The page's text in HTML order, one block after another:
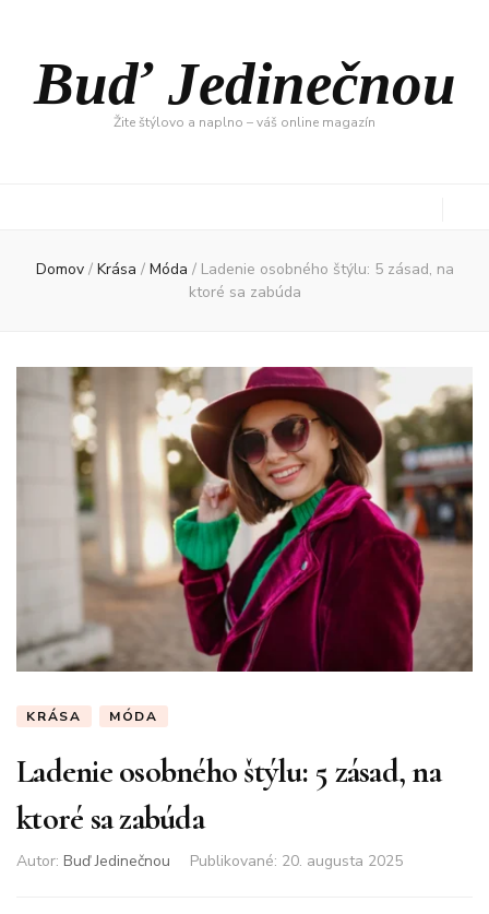
Buď Jedinečnou
Žite štýlovo a naplno – váš online magazín
Domov / Krása / Móda / Ladenie osobného štýlu: 5 zásad, na
ktoré sa zabúda
KRÁSA MÓDA
Ladenie osobného štýlu: 5 zásad, na
ktoré sa zabúda
Autor: Buď Jedinečnou Publikované: 20. augusta 2025